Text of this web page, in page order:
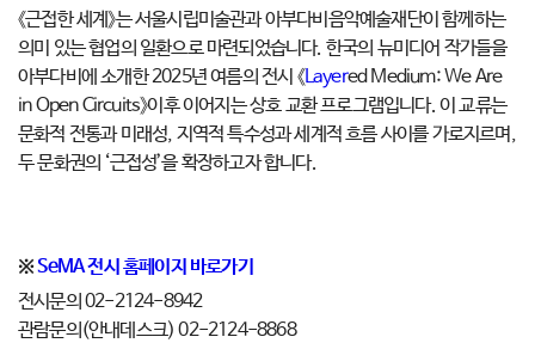
《근접한 세계》는 서울시립미술관과 아부다비음악예술재단이 함께하는
의미 있는 협업의 일환으로 마련되었습니다. 한국의 뉴미디어 작가들을
아부다비에 소개한 2025년 여름의 전시 《Layered Medium: We Are
in Open Circuits》이후 이어지는 상호 교환 프로그램입니다. 이 교류는
문화적 전통과 미래성, 지역적 특수성과 세계적 흐름 사이를 가로지르며,
두 문화권의 ‘근접성’을 확장하고자 합니다.
※SeMA 전시 홈페이지 바로가기
전시문의 02-2124-8942
관람문의(안내데스크) 02-2124-8868